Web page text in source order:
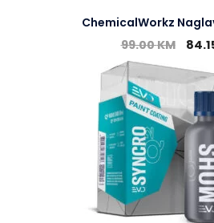
ChemicalWorkz
99.00KM